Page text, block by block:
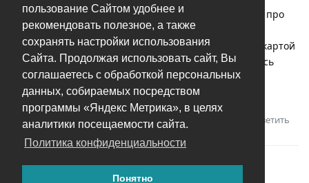
пользование Сайтом удобнее и
рекомендовать полезное, а также
сохранять настройки использования
Сайта. Продолжая использовать сайт, Вы
соглашаетесь с обработкой персональных
данных, собираемых посредством
программы «Яндекс Метрика», в целях
аналитики посещаемости сайта.
Политика конфиденциальности
Понятно
P.S. Делюсь статистикой - фотки и видео с айфона 12 про
макс про объемом 380 Гб (ранее скачанные на NAS
Synology) на ПК c проц i7-6700 с 32 Гб RAM и с видеокартой
GeForce GTX 1060 6 Gb (CUDA скачал) индексировались
ровно 60 часов! Но результат да, порадовал, родная
Пикасса вспомнилась) Удачи в развитии проекта!
Ответить
Андрейответили на это сообщение.